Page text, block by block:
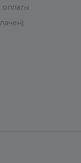
оплаты